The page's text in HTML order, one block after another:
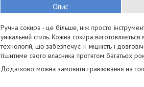
Опис
Ручна сокира - це більше, ніж просто
унікальний стиль. Кожна сокира
технологій, що забезпечує її міцність і
тішитиме свого власника протягом багатьох
Додатково можна замовити гравіювання на